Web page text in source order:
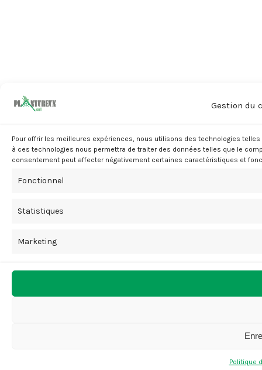
Gestion du
Pour offrir les meilleures expériences, nous utilisons des technologies
à ces technologies nous permettra de traiter des données telles que le
consentement peut affecter négativement certaines caractéristiques et
Fonctionnel
Statistiques
Marketing
Politique